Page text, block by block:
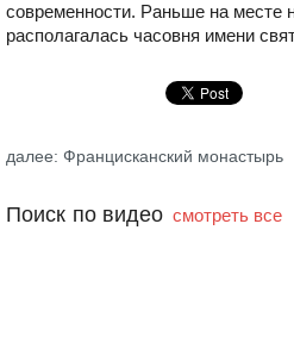
современности. Раньше на месте
располагалась часовня имени
далее: Францисканский монастырь
Поиск по видео смотреть все